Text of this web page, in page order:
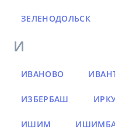
ЗЕЛЕНОДОЛЬСК
И
ИВАНОВО
ИЗБЕРБАШ
ИШИМ